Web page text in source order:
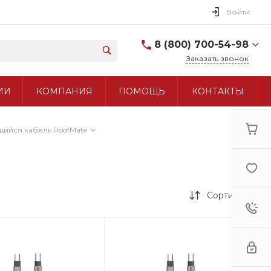
Войти
8 (800) 700-54-98
+7 (495) 960-97-90
Заказать звонок
КОМПАНИЯ ПОМОЩЬ КОНТАКТЫ
кабель RoofMate
Сортировка